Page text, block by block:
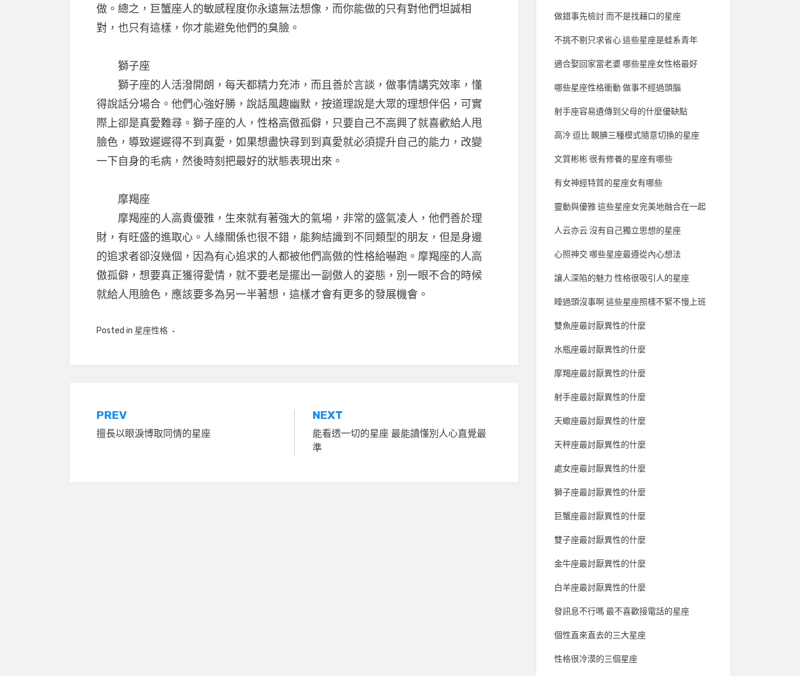
做。總之，巨蟹座人的敏感程度你永遠無法想像，而你能做的只有對他們坦誠相
對，也只有這樣，你才能避免他們的臭臉。
獅子座
獅子座的人活潑開朗，每天都精力充沛，而且善於言談，做事情講究效率，懂
得說話分場合。他們心強好勝，說話風趣幽默，按道理說是大眾的理想伴侶，可實
際上卻是真愛難尋。獅子座的人，性格高傲孤僻，只要自己不高興了就喜歡給人甩
臉色，導致遲遲得不到真愛，如果想盡快尋到到真愛就必須提升自己的能力，改變
一下自身的毛病，然後時刻把最好的狀態表現出來。
摩羯座
摩羯座的人高貴優雅，生來就有著強大的氣場，非常的盛氣凌人，他們善於理
財，有旺盛的進取心。人緣關係也很不錯，能夠結識到不同類型的朋友，但是身邊
的追求者卻沒幾個，因為有心追求的人都被他們高傲的性格給嚇跑。摩羯座的人高
傲孤僻，想要真正獲得愛情，就不要老是擺出一副傲人的姿態，別一眼不合的時候
就給人甩臉色，應該要多為另一半著想，這樣才會有更多的發展機會。
Posted in 星座性格
文
章
PREV
擅長以眼淚博取同情的星座
NEXT
能看透一切的星座 最能讀懂別人心直覺最
準
做錯事先檢討 而不是找藉口的星座
不挑不剔只求省心 這些星座是蛙系青年
適合娶回家當老婆 哪些星座女性格最好
哪些星座性格衝動 做事不經過頭腦
射手座容易遺傳到父母的什麼優缺點
高冷 逗比 靦腆三種模式隨意切換的星座
文質彬彬 很有修養的星座有哪些
有女神經特質的星座女有哪些
靈動與優雅 這些星座女完美地融合在一起
人云亦云 沒有自己獨立思想的星座
心照神交 哪些星座最遵從內心想法
讓人深陷的魅力 性格很吸引人的星座
睡過頭沒事啊 這些星座照樣不緊不慢上班
雙魚座最討厭異性的什麼
水瓶座最討厭異性的什麼
摩羯座最討厭異性的什麼
射手座最討厭異性的什麼
天蠍座最討厭異性的什麼
天秤座最討厭異性的什麼
處女座最討厭異性的什麼
獅子座最討厭異性的什麼
巨蟹座最討厭異性的什麼
雙子座最討厭異性的什麼
金牛座最討厭異性的什麼
白羊座最討厭異性的什麼
發訊息不行嗎 最不喜歡接電話的星座
個性直來直去的三大星座
性格很冷漠的三個星座